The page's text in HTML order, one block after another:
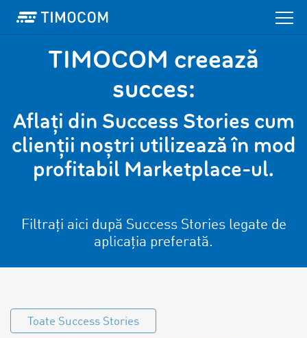
TIMOCOM creează
succes:
Aflați din Success Stories cum
clienții noștri utilizează în mod
profitabil Marketplace-ul.
Filtrați aici după Success Stories legate de
aplicația preferată.
Toate Success Stories